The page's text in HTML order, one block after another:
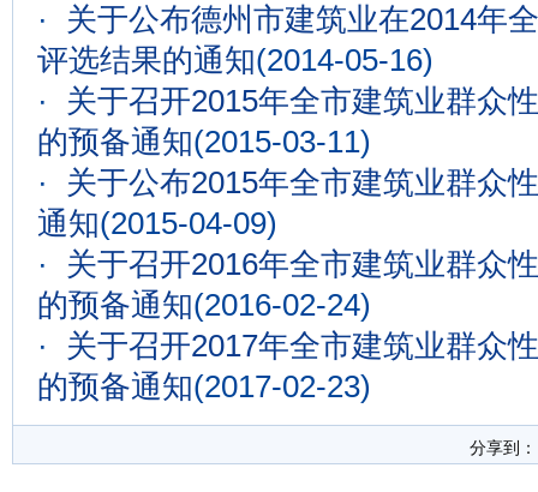
·
关于公布德州市建筑业在2014年
评选结果的通知(2014-05-16)
·
关于召开2015年全市建筑业群众
的预备通知(2015-03-11)
·
关于公布2015年全市建筑业群众
通知(2015-04-09)
·
关于召开2016年全市建筑业群众
的预备通知(2016-02-24)
·
关于召开2017年全市建筑业群众
的预备通知(2017-02-23)
分享到